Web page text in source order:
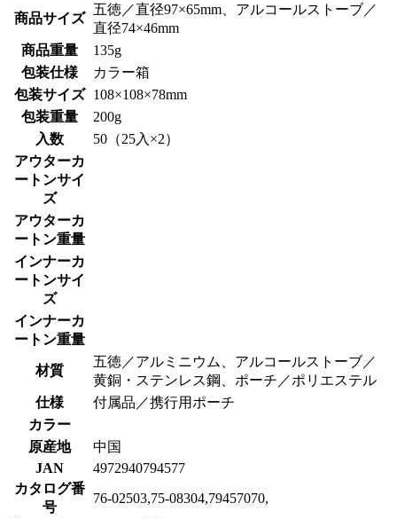
商品サイズ
五徳／直径97×65mm、アルコールストーブ／
直径74×46mm
商品重量
135g
包装仕様
カラー箱
包装サイズ 108×108×78mm
包装重量
200g
入数
50（25入×2）
アウターカ
ートンサイ
ズ
アウターカ
ートン重量
インナーカ
ートンサイ
ズ
インナーカ
ートン重量
材質
五徳／アルミニウム、アルコールストーブ／
黄銅・ステンレス鋼、ポーチ／ポリエステル
仕様
付属品／携行用ポーチ
カラー
原産地
中国
JAN
4972940794577
カタログ番
号
76-02503,75-08304,79457070,